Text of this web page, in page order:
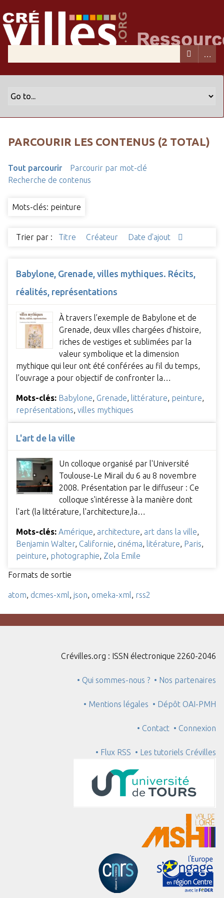
PARCOURIR LES CONTENUS (2 TOTAL)
Tout parcourir
Parcourir par mot-clé
Recherche de contenus
Mots-clés: peinture
Trier par : Titre Créateur Date d'ajout
Babylone, Grenade, villes mythiques. Récits,
réalités, représentations
À travers l’exemple de Babylone et de
Grenade, deux villes chargées d’histoire,
riches de vestiges et sublimées par la
valeur symbolique et la dimension
mythique qui leur ont été conférées au fil du temps,
l’ouvrage a pour objectif de confronter la…
Mots-clés: Babylone Grenade littérature peinture
représentations villes mythiques
L'art de la ville
Un colloque organisé par l'Université
Toulouse-Le Mirail du 6 au 8 novembre
2008. Présentation par le diffuseur : Ce
colloque s'intéresse à la manière dont
l'art (la littérature, l'architecture,la…
Mots-clés: Amérique, architecture, art dans la ville,
Benjamin Walter, Californie, cinéma, litérature, Paris,
peinture, photographie, Zola Emile
Formats de sortie
atom, dcmes-xml, json, omeka-xml, rss2
Crévilles.org : ISSN électronique 2260-2046
• Qui sommes-nous ? • Nos partenaires
• Mentions légales • Dépôt OAI-PMH
• Contact • Connexion
• Flux RSS • Les tutoriels Crévilles